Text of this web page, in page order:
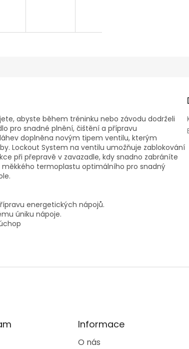
abyste během tréninku nebo závodu dodrželi
pro snadné plnění, čištění a přípravu
doplněna novým tipem ventilu, kterým
Lockout System na ventilu umožňuje zablokování
při přepravě v zavazadle, kdy snadno zabráníte
termoplastu optimálního pro snadný
energetických nápojů.
úniku nápoje.
Informace
O nás